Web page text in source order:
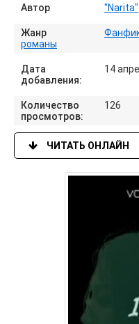
Автор "Narita"
Жанр
романы
Дата
добавления:
14
Количество
просмотров:
126
ЧИТАТЬ ОНЛАЙН